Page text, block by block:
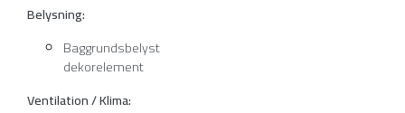
Belysning:
Baggrundsbelyst
dekorelement
Ventilation / Klima: